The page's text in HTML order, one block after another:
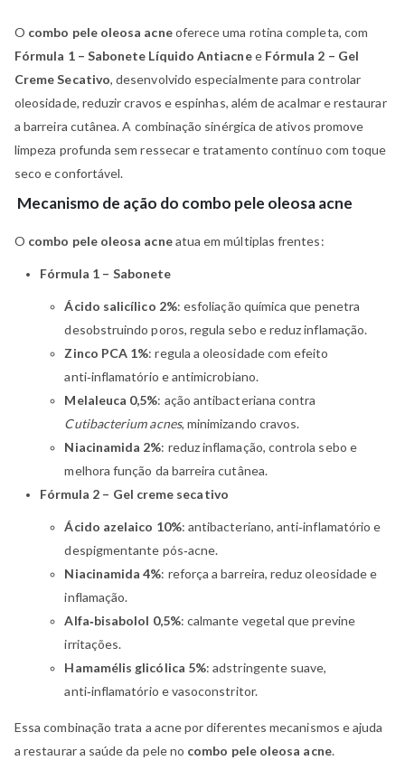
O combo pele oleosa acneoferece uma rotina completa, com
Fórmula 1 – Sabonete Líquido Antiacnee Fórmula 2 – Gel
Creme Secativo, desenvolvido especialmente para controlar
oleosidade, reduzir cravos e espinhas, além de acalmar e restaurar
a barreira cutânea. A combinação sinérgica de ativos promove
limpeza profunda sem ressecar e tratamento contínuo com toque
seco e confortável.
Mecanismo de ação do combo pele oleosa acne
O combo pele oleosa acneatua em múltiplas frentes:
Fórmula 1 – Sabonete
Ácido salicílico 2%: esfoliação química que penetra
desobstruindo poros, regula sebo e reduz inflamação.
Zinco PCA 1%: regula a oleosidade com efeito
anti‑inflamatório e antimicrobiano.
Melaleuca 0,5%: ação antibacteriana contra
Cutibacterium acnes, minimizando cravos.
Niacinamida 2%: reduz inflamação, controla sebo e
melhora função da barreira cutânea.
Fórmula 2 – Gel creme secativo
Ácido azelaico 10%: antibacteriano, anti‑inflamatório e
despigmentante pós‑acne.
Niacinamida 4%: reforça a barreira, reduz oleosidade e
inflamação.
Alfa‑bisabolol 0,5%: calmante vegetal que previne
irritações.
Hamamélis glicólica 5%: adstringente suave,
anti‑inflamatório e vasoconstritor.
Essa combinação trata a acne por diferentes mecanismos e ajuda
a restaurar a saúde da pele no combo pele oleosa acne.